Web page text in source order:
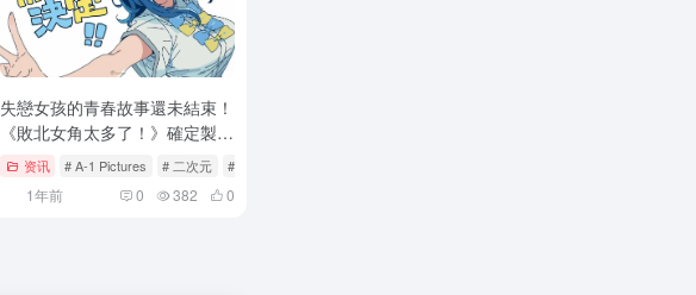
失戀女孩的青春故事還未結束！
《敗北女角太多了！》確定製作
第二季！
资讯 # A-1 Pictures # 二次元 # 动漫
1年前 0 382 0